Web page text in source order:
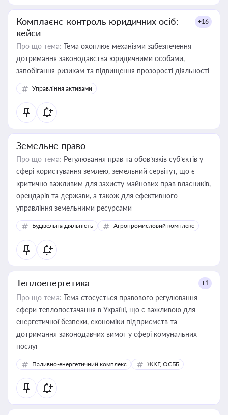
Комплаєнс-контроль юридичних осіб:
кейси
+16
Про що тема: Тема охоплює механізми забезпечення
дотримання законодавства юридичними особами,
запобігання ризикам та підвищення прозорості діяльності
Управління активами
Земельне право
Про що тема: Регулювання прав та обов’язків суб’єктів у
сфері користування землею, земельний сервітут, що є
критично важливим для захисту майнових прав власників,
орендарів та держави, а також для ефективного
управління земельними ресурсами
Будівельна діяльність Агропромисловий комплекс
Теплоенергетика +1
Про що тема: Тема стосується правового регулювання
сфери теплопостачання в Україні, що є важливою для
енергетичної безпеки, економіки підприємств та
дотримання законодавчих вимог у сфері комунальних
послуг
Паливно-енергетичний комплекс ЖКГ, ОСББ